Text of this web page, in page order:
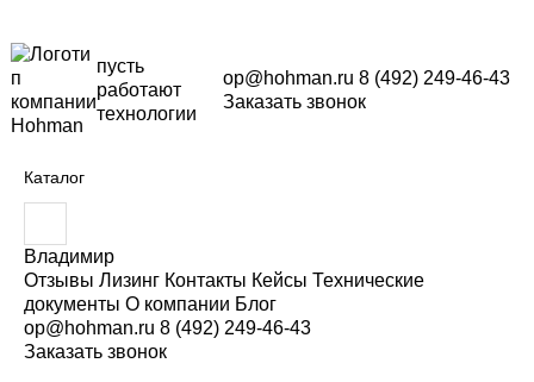
пусть
работают
технологии
op@hohman.ru 8 (492) 249-46-43
Заказать звонок
Каталог
е
д
и
т
е
з
Владимир
Отзывы Лизинг Контакты Кейсы Технические
документы О компании Блог
op@hohman.ru 8 (492) 249-46-43
Заказать звонок
Главная Каталог Абразивы и расходные материалы
АБРАЗИВЫ И РАСХОДНЫЕ